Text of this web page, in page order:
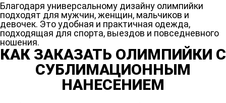
Благодаря универсальному дизайну олимпийки
подходят для мужчин, женщин, мальчиков и
девочек. Это удобная и практичная одежда,
подходящая для спорта, выездов и повседневного
ношения.
КАК ЗАКАЗАТЬ ОЛИМПИЙКИ С
СУБЛИМАЦИОННЫМ
НАНЕСЕНИЕМ